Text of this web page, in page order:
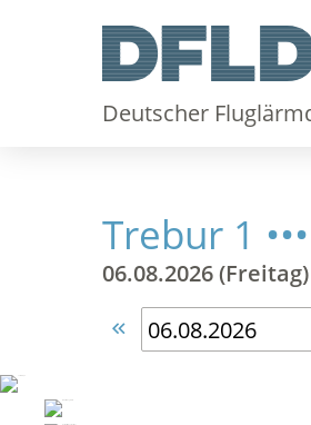
Deutscher
Trebur 1 •••
06.08.2026 (Freitag)
